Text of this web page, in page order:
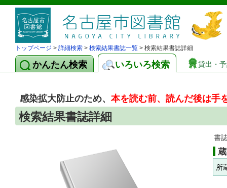
トップページ > 詳細検索 > 検索結果書誌一覧 > 検索結果書誌詳細
かんたん検索 いろいろ検索 貸出・
感染拡大防止のため、本を読む前、読んだ後は手
検索結果書誌詳細
書
所